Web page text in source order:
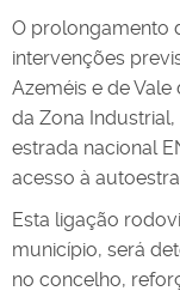
O prolongamento
intervenções
Azeméis e de
da Zona
estrada nacional
acesso à
Esta ligação
município, será
no concelho,